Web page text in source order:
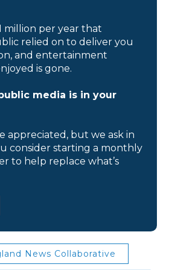
million per year that
relied on to deliver you
and entertainment
is gone.
media is in your
appreciated, but we ask in
consider starting a monthly
to help replace what’s
News Collaborative